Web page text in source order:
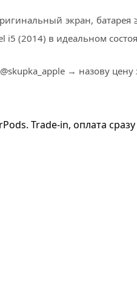
экран, батарея
i5 (2014) в идеальном
→ назову цену
Trade-in, оплата